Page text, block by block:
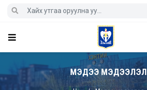
МЭДЭЭ МЭДЭЭЛЭЛ